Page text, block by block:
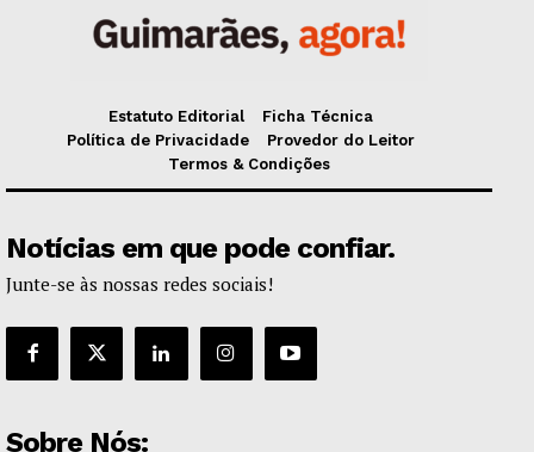
Estatuto Editorial
Ficha Técnica
Política de Privacidade
Provedor do Leitor
Termos & Condições
Notícias em que pode confiar.
Junte-se às nossas redes sociais!
Sobre Nós: